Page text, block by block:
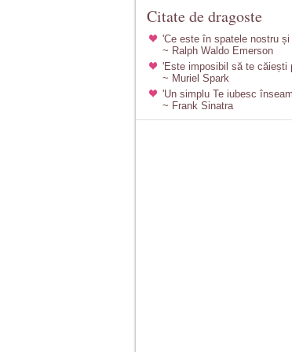
Citate de dragoste
'Ce este în spatele nostru
~ Ralph Waldo Emerson
'Este imposibil să te căiești
~ Muriel Spark
'Un simplu Te iubesc
~ Frank Sinatra